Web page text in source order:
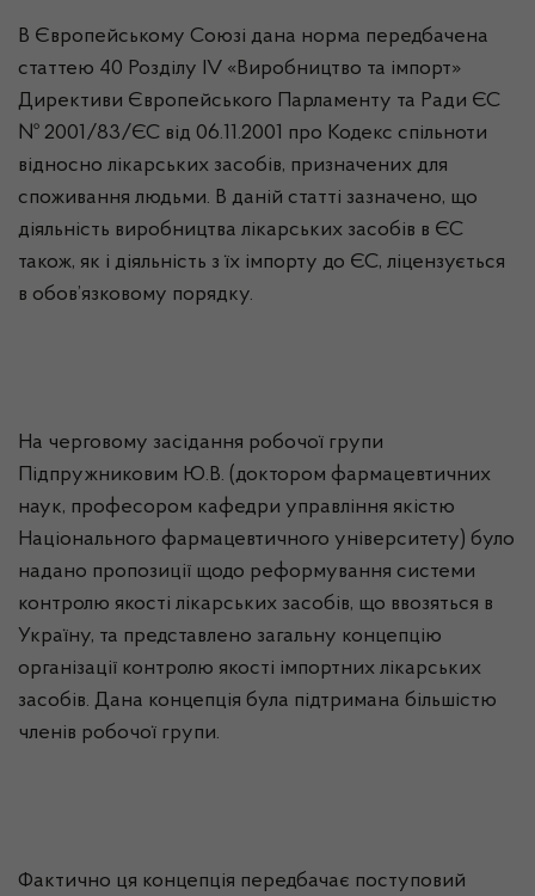
В Європейському Союзі дана норма передбачена
статтею 40 Розділу IV «Виробництво та імпорт»
Директиви Європейського Парламенту та Ради ЄС
№ 2001/83/ЄС від 06.11.2001 про Кодекс спільноти
відносно лікарських засобів, призначених для
споживання людьми. В даній статті зазначено, що
діяльність виробництва лікарських засобів в ЄС
також, як і діяльність з їх імпорту до ЄС, ліцензується
в обов’язковому порядку.
На черговому засідання робочої групи
Підпружниковим Ю.В. (доктором фармацевтичних
наук, професором кафедри управління якістю
Національного фармацевтичного університету) було
надано пропозиції щодо реформування системи
контролю якості лікарських засобів, що ввозяться в
Україну, та представлено загальну концепцію
організації контролю якості імпортних лікарських
засобів. Дана концепція була підтримана більшістю
членів робочої групи.
Фактично ця концепція передбачає поступовий